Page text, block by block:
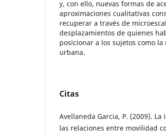
y, con ello, nuevas formas de
aproximaciones cualitativas
recuperar a través de
desplazamientos de quienes
posicionar a los sujetos como
urbana.
Citas
Avellaneda Garcia, P. (2009).
las relaciones entre movilidad